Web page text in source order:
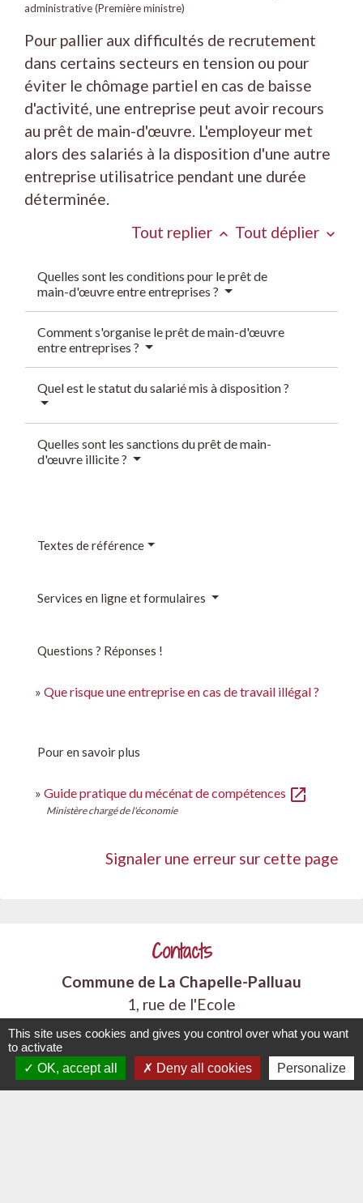
administrative (Première ministre)
Pour pallier aux difficultés de recrutement
dans certains secteurs en tension ou pour
éviter le chômage partiel en cas de baisse
d'activité, une entreprise peut avoir recours
au prêt de main-d'œuvre. L'employeur met
alors des salariés à la disposition d'une autre
entreprise utilisatrice pendant une durée
déterminée.
Tout replier keyboard_arrow_up Tout déplier keyboard_arrow_down
Quelles sont les conditions pour le prêt de
main-d'œuvre entre entreprises ?
Comment s'organise le prêt de main-d'œuvre
entre entreprises ?
Quel est le statut du salarié mis à disposition ?
Quelles sont les sanctions du prêt de main-
d'œuvre illicite ?
Textes de référence
Services en ligne et formulaires
Questions ? Réponses !
Que risque une entreprise en cas de travail illégal ?
Pour en savoir plus
Guide pratique du mécénat de compétences open_in_new
Ministère chargé de l'économie
Signaler une erreur sur cette page
Contacts
Commune de La Chapelle-Palluau
1, rue de l'Ecole
85670 La Chapelle-Palluau - FRANCE
Contact par formulaire
This site uses cookies and gives you control over what you want
to activate
OK, accept all
Deny all cookies Personalize